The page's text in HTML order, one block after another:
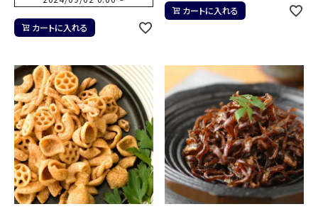
カートに入れる
カートに入れる